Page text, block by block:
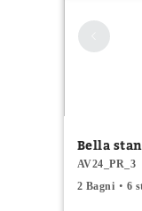
Bella
AV24_PR_3
2 Bagni
6